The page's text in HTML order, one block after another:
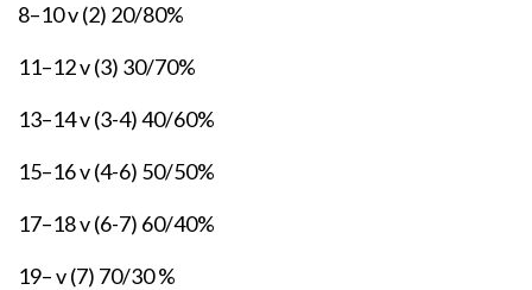
8–10 v (2) 20/80%
11–12 v (3) 30/70%
13–14 v (3-4) 40/60%
15–16 v (4-6) 50/50%
17–18 v (6-7) 60/40%
19– v (7) 70/30 %